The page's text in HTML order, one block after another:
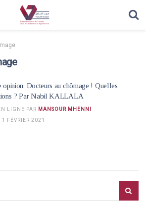
opinion: Docteurs au chômage ! Quelles
? Par Nabil KALLALA
LIGNE PAR MANSOUR MHENNI
1 FÉVRIER 2021